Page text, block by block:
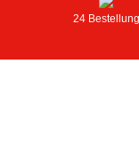
24 Bestellung